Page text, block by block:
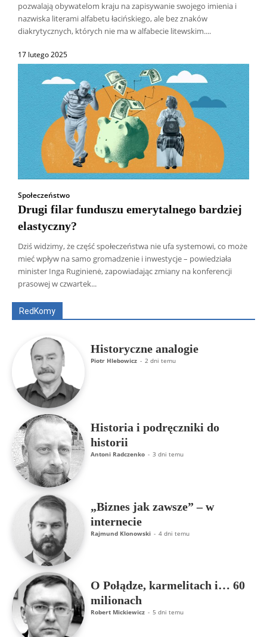
pozwalają obywatelom kraju na zapisywanie swojego imienia i
nazwiska literami alfabetu łacińskiego, ale bez znaków
diakrytycznych, których nie ma w alfabecie litewskim....
17 lutego 2025
Społeczeństwo
Drugi filar funduszu emerytalnego bardziej
elastyczny?
Dziś widzimy, że część społeczeństwa nie ufa systemowi, co może
mieć wpływ na samo gromadzenie i inwestycje – powiedziała
minister Inga Ruginienė, zapowiadając zmiany na konferencji
prasowej w czwartek...
RedKomy
Wszyscy Aleksander Borowik
Antoni Radczenko
Artur Płokszto
Grzegorz Górny
ks. Jarosław Wąsowicz SDB
Historyczne analogie
Piotr Hlebowicz - 2 dni temu
Historia i podręczniki do
historii
Antoni Radczenko - 3 dni temu
„Biznes jak zawsze” – w
internecie
Rajmund Klonowski - 4 dni temu
O Połądze, karmelitach i… 60
milionach
Robert Mickiewicz - 5 dni temu